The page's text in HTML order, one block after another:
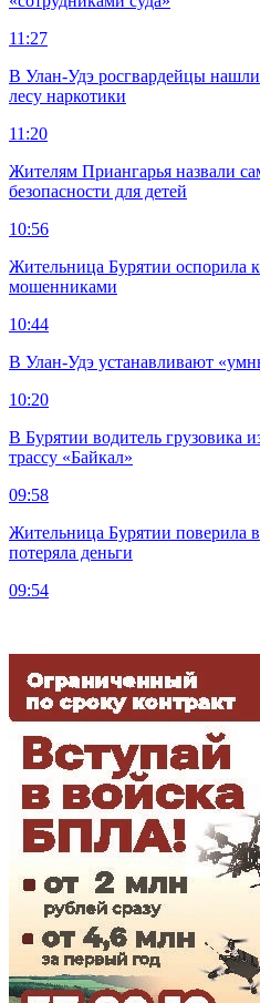
11:27
В Улан-Удэ росгвардейцы
лесу наркотики
11:20
Жителям Приангарья назвали
безопасности для детей
10:56
Жительница Бурятии оспорила
мошенниками
10:44
В Улан-Удэ устанавливают
10:20
В Бурятии водитель грузовика
трассу «Байкал»
09:58
Жительница Бурятии поверила
потеряла деньги
09:54